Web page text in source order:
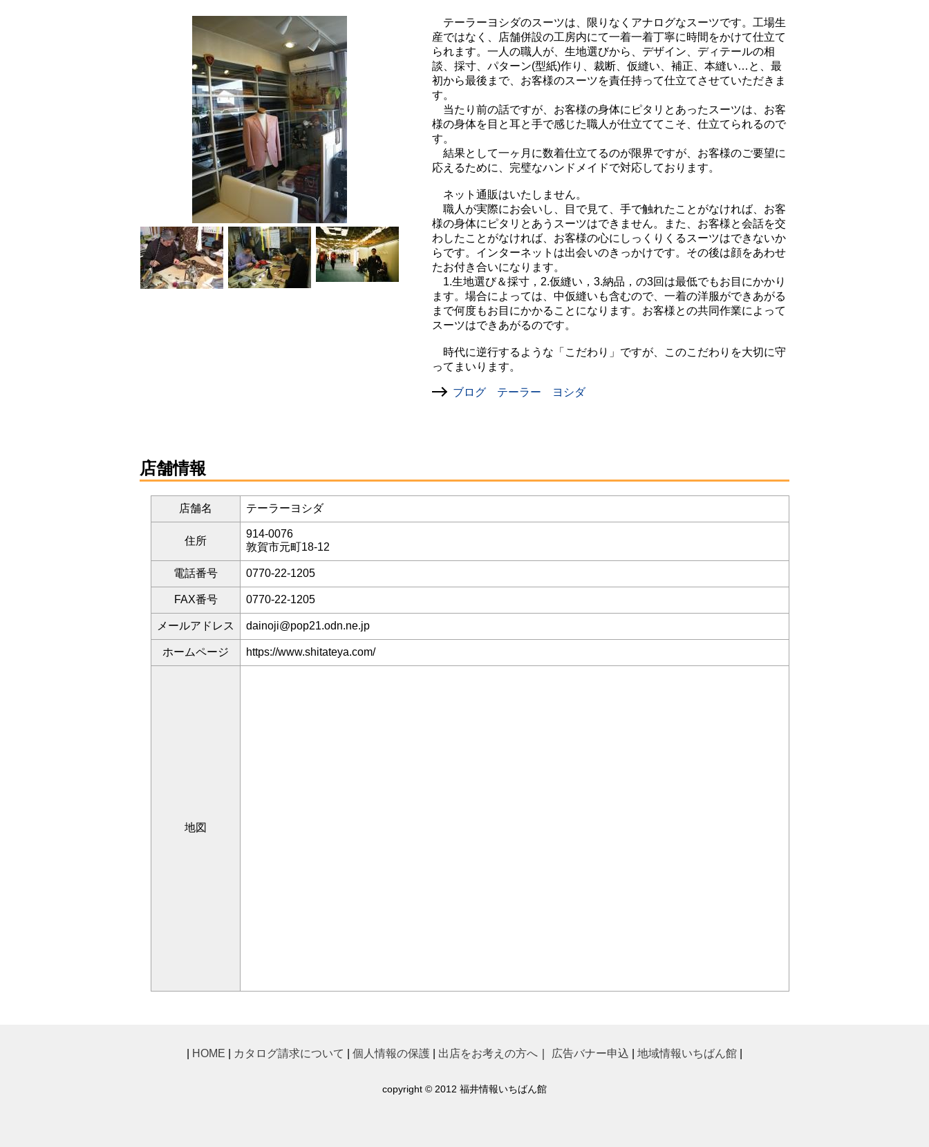
テーラーヨシダのスーツは、限りなくアナログなスーツです。工場生
産ではなく、店舗併設の工房内にて一着一着丁寧に時間をかけて仕立て
られます。一人の職人が、生地選びから、デザイン、ディテールの相
談、採寸、パターン(型紙)作り、裁断、仮縫い、補正、本縫い…と、最
初から最後まで、お客様のスーツを責任持って仕立てさせていただきま
す。
当たり前の話ですが、お客様の身体にピタリとあったスーツは、お客
様の身体を目と耳と手で感じた職人が仕立ててこそ、仕立てられるので
す。
結果として一ヶ月に数着仕立てるのが限界ですが、お客様のご要望に
応えるために、完璧なハンドメイドで対応しております。
ネット通販はいたしません。
職人が実際にお会いし、目で見て、手で触れたことがなければ、お客
様の身体にピタリとあうスーツはできません。また、お客様と会話を交
わしたことがなければ、お客様の心にしっくりくるスーツはできないか
らです。インターネットは出会いのきっかけです。その後は顔をあわせ
たお付き合いになります。
1.生地選び＆採寸，2.仮縫い，3.納品，の3回は最低でもお目にかかり
ます。場合によっては、中仮縫いも含むので、一着の洋服ができあがる
まで何度もお目にかかることになります。お客様との共同作業によって
スーツはできあがるのです。
時代に逆行するような「こだわり」ですが、このこだわりを大切に守
ってまいります。
ブログ テーラー ヨシダ
店舗情報
店舗名 テーラーヨシダ
住所
914-0076
敦賀市元町18-12
電話番号 0770-22-1205
FAX番号 0770-22-1205
メールアドレス dainoji@pop21.odn.ne.jp
ホームページ https://www.shitateya.com/
地図
HOME カタログ請求について 個人情報の保護 出店をお考えの方へ 広告バナー申込 地域情報いちばん館
copyright © 2012 福井情報いちばん館